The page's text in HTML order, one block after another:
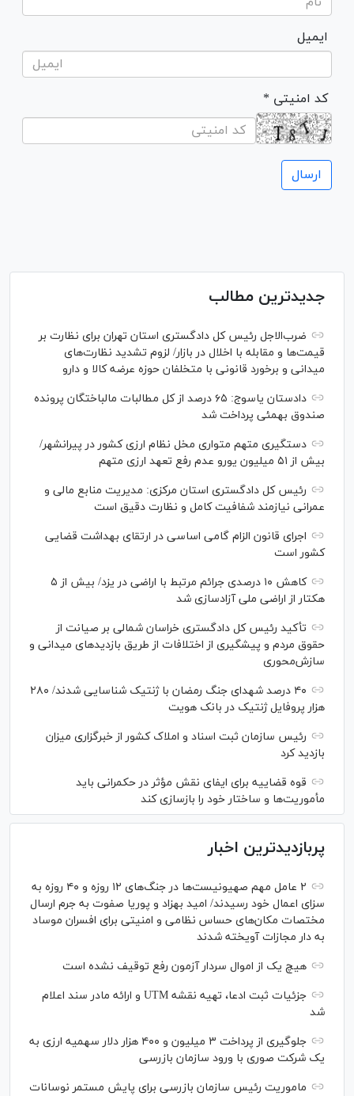
ایمیل
* کد امنیتی
جدیدترین مطالب
ضرب‌الاجل رئیس کل دادگستری استان تهران برای نظارت بر
قیمت‌ها و مقابله با اخلال در بازار/ لزوم تشدید نظارت‌های
میدانی و برخورد قانونی با متخلفان حوزه عرضه کالا و دارو
دادستان یاسوج: ۶۵ درصد از کل مطالبات مالباختگان پرونده
صندوق بهمئی پرداخت شد
دستگیری متهم متواری مخل نظام ارزی کشور در پیرانشهر/
بیش از ۵۱ میلیون یورو عدم رفع تعهد ارزی متهم
رئیس کل دادگستری استان مرکزی: مدیریت منابع مالی و
عمرانی نیازمند شفافیت کامل و نظارت دقیق است
اجرای قانون الزام گامی اساسی در ارتقای بهداشت قضایی
کشور است
کاهش ۱۰ درصدی جرائم مرتبط با اراضی در یزد/ بیش از ۵
هکتار از اراضی ملی آزادسازی شد
تأکید رئیس کل دادگستری خراسان شمالی بر صیانت از
حقوق مردم و پیشگیری از اختلافات از طریق بازدید‌های میدانی و
سازش‌محوری
۴۰ درصد شهدای جنگ رمضان با ژنتیک شناسایی شدند/ ۲۸۰
هزار پروفایل ژنتیک در بانک هویت
رئیس سازمان ثبت اسناد و املاک کشور از خبرگزاری میزان
بازدید کرد
قوه قضاییه برای ایفای نقش مؤثر در حکمرانی باید
مأموریت‌ها و ساختار خود را بازسازی کند
پربازدیدترین اخبار
۲ عامل مهم صهیونیست‌ها در جنگ‌های ۱۲ روزه و ۴۰ روزه به
سزای اعمال خود رسیدند/ امید بهزاد و پوریا صفوت به جرم ارسال
مختصات مکان‌های حساس نظامی و امنیتی برای افسران موساد
به دار مجازات آویخته شدند
هیچ یک از اموال سردار آزمون رفع توقیف نشده است
جزئیات ثبت ادعا، تهیه نقشه UTM و ارائه مادر سند اعلام
شد
جلوگیری از پرداخت ۳ میلیون و ۴۰۰ هزار دلار سهمیه ارزی به
یک شرکت صوری با ورود سازمان بازرسی
ماموریت رئیس سازمان بازرسی برای پایش مستمر نوسانات